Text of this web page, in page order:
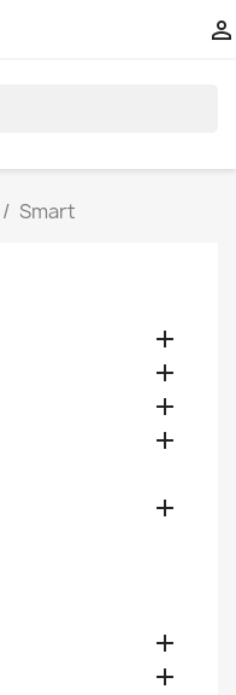

Smart






